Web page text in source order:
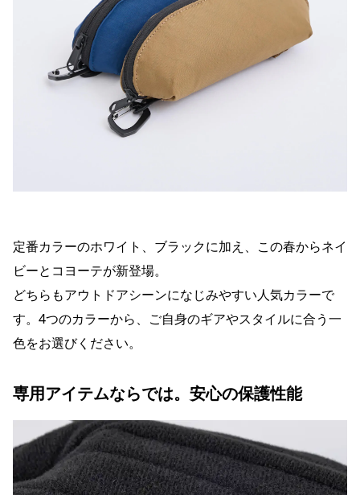
定番カラーのホワイト、ブラックに加え、この春からネイ
ビーとコヨーテが新登場。
どちらもアウトドアシーンになじみやすい人気カラーで
す。4つのカラーから、ご自身のギアやスタイルに合う一
色をお選びください。
専用アイテムならでは。安心の保護性能